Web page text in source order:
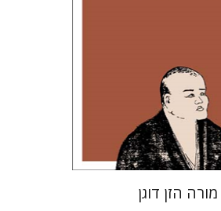
עכשיו בהנחה
$35
$26
מורה הזן דוגן